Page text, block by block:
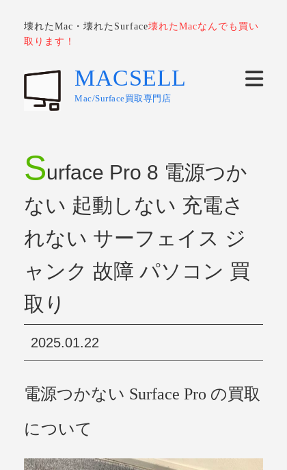
壊れたMac・壊れたSurface壊れたMacなんでも買い
取ります！
MACSELL
Mac/Surface買取専門店
Surface Pro 8 電源つか
ない 起動しない 充電さ
れない サーフェイス ジ
ャンク 故障 パソコン 買
取り
2025.01.22
電源つかない Surface Pro の買取
について